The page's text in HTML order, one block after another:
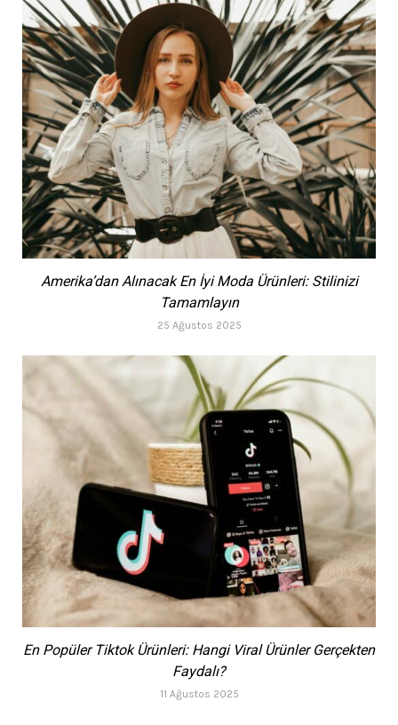
Amerika’dan Alınacak En İyi Moda Ürünleri: Stilinizi
Tamamlayın
25 Ağustos 2025
En Popüler Tiktok Ürünleri: Hangi Viral Ürünler Gerçekten
Faydalı?
11 Ağustos 2025